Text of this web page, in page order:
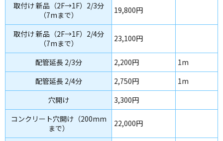
取付け 新品（2F→1F）2/3分
（7mまで）
19,800円
取付け 新品（2F→1F）2/4分
（7mまで）
23,100円
配管延長 2/3分 2,200円
1m
配管延長 2/4分
2,750円
1m
穴開け
3,300円
コンクリート穴開け（200mm
まで）
22,000円